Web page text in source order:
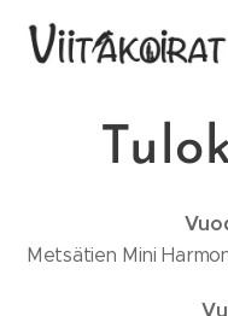
Metsätien Mini